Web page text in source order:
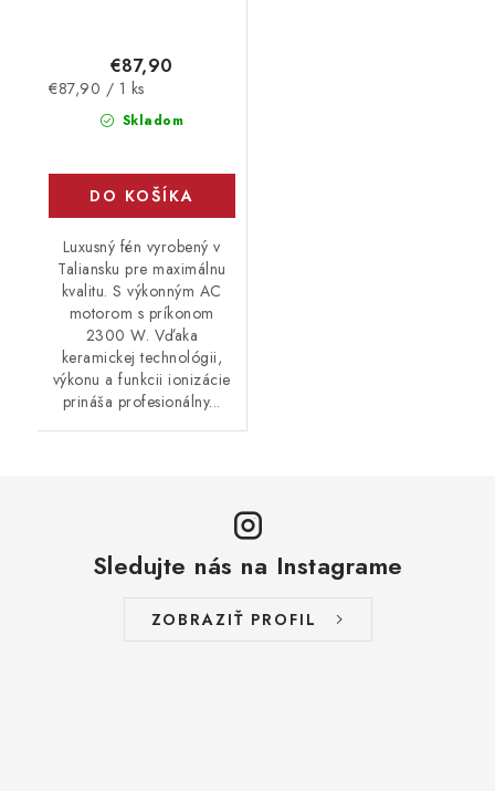
Skladom
€87,90
Jednotková
€87,90 / 1 ks
DO KOŠÍKA
Luxusný fén vyrobený v
Taliansku pre maximálnu
kvalitu. S výkonným AC
motorom s príkonom
2300 W. Vďaka
keramickej technológii,
výkonu a funkcii ionizácie
prináša profesionálny...
Sledujte nás na Instagrame
ZOBRAZIŤ PROFIL